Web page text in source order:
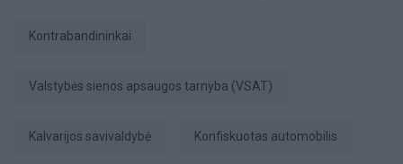
kontrabandininkai
Valstybės sienos apsaugos tarnyba (VSAT)
Kalvarijos savivaldybė konfiskuotas automobilis